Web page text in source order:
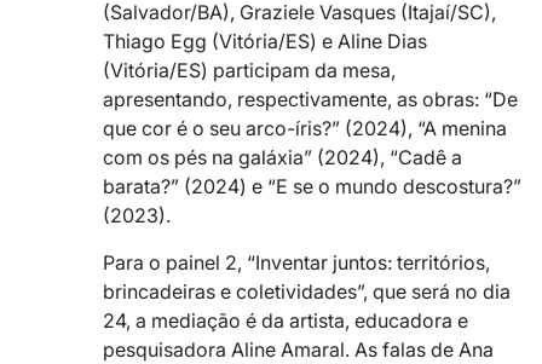
(Salvador/BA), Graziele Vasques (Itajaí/SC),
Thiago Egg (Vitória/ES) e Aline Dias
(Vitória/ES) participam da mesa,
apresentando, respectivamente, as obras: “De
que cor é o seu arco-íris?” (2024), “A menina
com os pés na galáxia” (2024), “Cadê a
barata?” (2024) e “E se o mundo descostura?”
(2023).
Para o painel 2, “Inventar juntos: territórios,
brincadeiras e coletividades”, que será no dia
24, a mediação é da artista, educadora e
pesquisadora Aline Amaral. As falas de Ana